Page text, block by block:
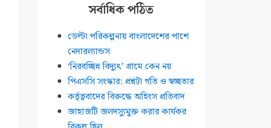
সর্বাধিক পঠিত
ডেল্টা পরিকল্পনায় বাংলাদেশের পাশে
নেদারল্যান্ডস
‘নিরবচ্ছিন্ন বিদ্যুৎ’ গ্রামে কেন নয়
পিএসসি সংস্কার: প্রশ্নটা গতি ও স্বচ্ছতার
কর্তৃত্ববাদের বিরুদ্ধে অহিংস প্রতিবাদ
জাহাজটি জলদস্যুমুক্ত করার কার্যকর